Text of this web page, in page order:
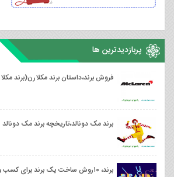
پربازدیدترین ها
فروش برند،داستان برند مکلارن(برند
برند مک دونالد،تاریخچه برند مک دونالد
برند، ۱۰روش ساخت یک برند برای کسب و کار های کوچک